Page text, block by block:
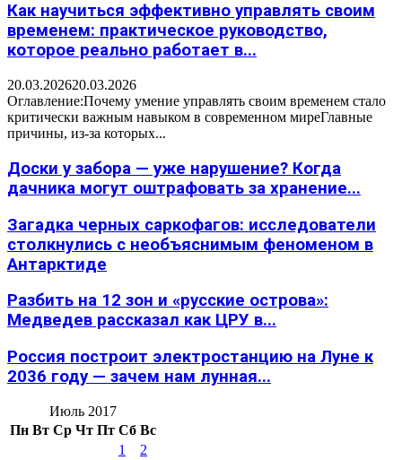
Как научиться эффективно управлять своим
временем: практическое руководство,
которое реально работает в...
20.03.202620.03.2026
Оглавление:Почему умение управлять своим временем стало
критически важным навыком в современном миреГлавные
причины, из-за которых...
Доски у забора — уже нарушение? Когда
дачника могут оштрафовать за хранение...
Загадка черных саркофагов: исследователи
столкнулись с необъяснимым феноменом в
Антарктиде
Разбить на 12 зон и «русские острова»:
Медведев рассказал как ЦРУ в...
Россия построит электростанцию на Луне к
2036 году — зачем нам лунная...
Июль 2017
Пн Вт Ср Чт Пт Сб Вс
1
2